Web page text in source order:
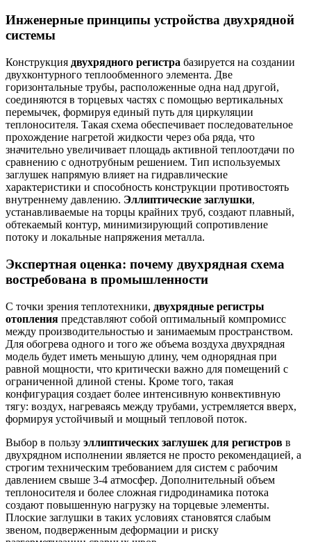
Инженерные принципы устройства двухрядной
системы
Конструкция двухрядного регистра базируется на создании
двухконтурного теплообменного элемента. Две
горизонтальные трубы, расположенные одна над другой,
соединяются в торцевых частях с помощью вертикальных
перемычек, формируя единый путь для циркуляции
теплоносителя. Такая схема обеспечивает последовательное
прохождение нагретой жидкости через оба ряда, что
значительно увеличивает площадь активной теплоотдачи по
сравнению с однотрубным решением. Тип используемых
заглушек напрямую влияет на гидравлические
характеристики и способность конструкции противостоять
внутреннему давлению. Эллиптические заглушки,
устанавливаемые на торцы крайних труб, создают плавный,
обтекаемый контур, минимизирующий сопротивление
потоку и локальные напряжения металла.
Экспертная оценка: почему двухрядная схема
востребована в промышленности
С точки зрения теплотехники, двухрядные регистры
отопления представляют собой оптимальный компромисс
между производительностью и занимаемым пространством.
Для обогрева одного и того же объема воздуха двухрядная
модель будет иметь меньшую длину, чем однорядная при
равной мощности, что критически важно для помещений с
ограниченной длиной стены. Кроме того, такая
конфигурация создает более интенсивную конвективную
тягу: воздух, нагреваясь между трубами, устремляется вверх,
формируя устойчивый и мощный тепловой поток.
Выбор в пользу эллиптических заглушек для регистров в
двухрядном исполнении является не просто рекомендацией, а
строгим техническим требованием для систем с рабочим
давлением свыше 3-4 атмосфер. Дополнительный объем
теплоносителя и более сложная гидродинамика потока
создают повышенную нагрузку на торцевые элементы.
Плоские заглушки в таких условиях становятся слабым
звеном, подверженным деформации и риску